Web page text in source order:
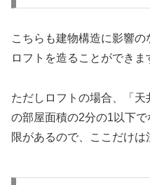
こちらも建物構造に影響
ロフトを造ることができま
ただしロフトの場合、「
の部屋面積の2分の1以下
限があるので、ここだけは